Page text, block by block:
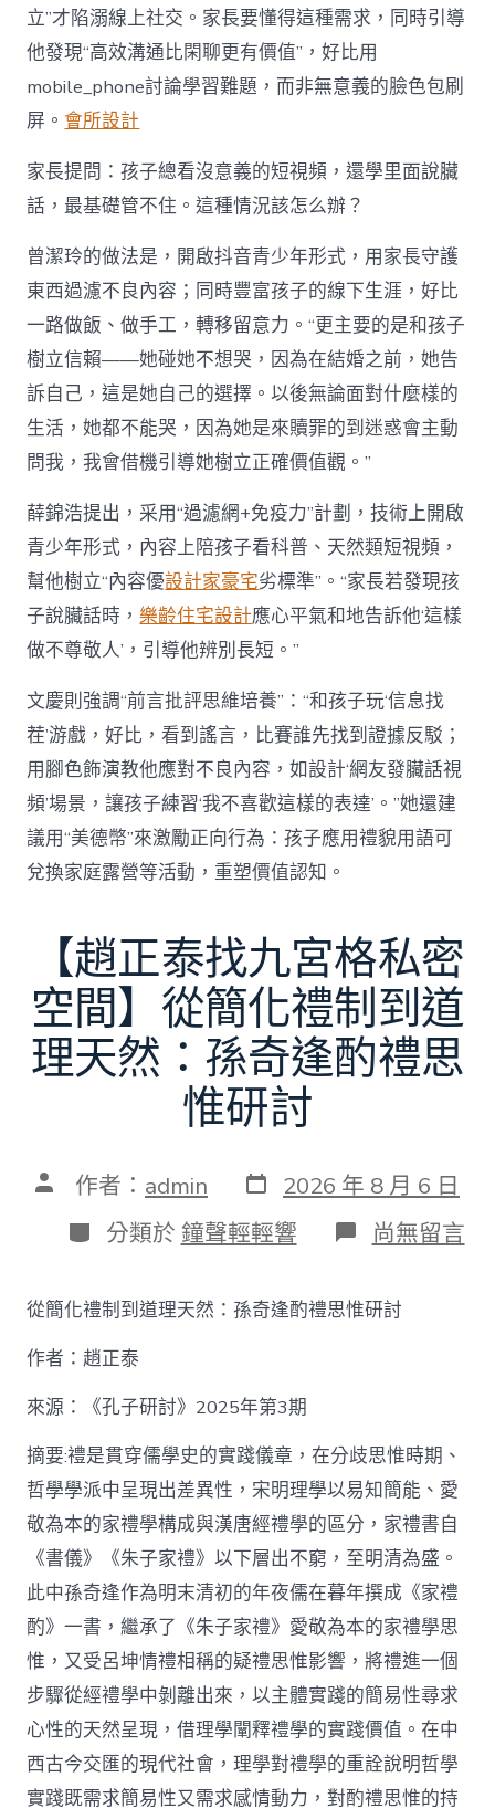
立”才陷溺線上社交。家長要懂得這種需求，同時引導
他發現“高效溝通比閑聊更有價值”，好比用
mobile_phone討論學習難題，而非無意義的臉色包刷
屏。會所設計
家長提問：孩子總看沒意義的短視頻，還學里面說臟
話，最基礎管不住。這種情況該怎么辦？
曾潔玲的做法是，開啟抖音青少年形式，用家長守護
東西過濾不良內容；同時豐富孩子的線下生涯，好比
一路做飯、做手工，轉移留意力。“更主要的是和孩子
樹立信賴——她碰她不想哭，因為在結婚之前，她告
訴自己，這是她自己的選擇。以後無論面對什麼樣的
生活，她都不能哭，因為她是來贖罪的到迷惑會主動
問我，我會借機引導她樹立正確價值觀。”
薛錦浩提出，采用“過濾網+免疫力”計劃，技術上開啟
青少年形式，內容上陪孩子看科普、天然類短視頻，
幫他樹立“內容優設計家豪宅劣標準”。“家長若發現孩
子說臟話時，樂齡住宅設計應心平氣和地告訴他‘這樣
做不尊敬人’，引導他辨別長短。”
文慶則強調“前言批評思維培養”：“和孩子玩‘信息找
茬’游戲，好比，看到謠言，比賽誰先找到證據反駁；
用腳色飾演教他應對不良內容，如設計‘網友發臟話視
頻’場景，讓孩子練習‘我不喜歡這樣的表達’。”她還建
議用“美德幣”來激勵正向行為：孩子應用禮貌用語可
兌換家庭露營等活動，重塑價值認知。
【趙正泰找九宮格私密
空間】從簡化禮制到道
理天然：孫奇逢酌禮思
惟研討
文 作者： admin 發
表
日
期
2026 年 8 月 6 日
分
類
分類於 鐘聲輕輕響 在
〈【趙
泰
找
空
間】
從
簡
化
禮
制
到
道
理
天
然：
孫
奇
逢
酌
禮
尚無留言
從簡化禮制到道理天然：孫奇逢酌禮思惟研討
作者：趙正泰
來源：《孔子研討》2025年第3期
摘要:禮是貫穿儒學史的實踐儀章，在分歧思惟時期、
哲學學派中呈現出差異性，宋明理學以易知簡能、愛
敬為本的家禮學構成與漢唐經禮學的區分，家禮書自
《書儀》《朱子家禮》以下層出不窮，至明清為盛。
此中孫奇逢作為明末清初的年夜儒在暮年撰成《家禮
酌》一書，繼承了《朱子家禮》愛敬為本的家禮學思
惟，又受呂坤情禮相稱的疑禮思惟影響，將禮進一個
步驟從經禮學中剝離出來，以主體實踐的簡易性尋求
心性的天然呈現，借理學闡釋禮學的實踐價值。在中
西古今交匯的現代社會，理學對禮學的重詮說明哲學
實踐既需求簡易性又需求感情動力，對酌禮思惟的持